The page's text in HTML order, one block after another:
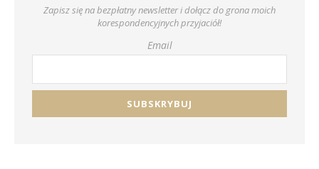
Zapisz się na bezpłatny newsletter i dołącz do grona moich
korespondencyjnych przyjaciół!
Email